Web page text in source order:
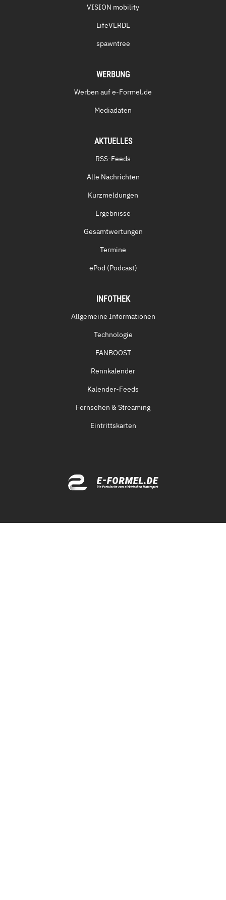
VISION mobility
LifeVERDE
spawntree
WERBUNG
Werben auf e-Formel.de
Mediadaten
AKTUELLES
RSS-Feeds
Alle Nachrichten
Kurzmeldungen
Ergebnisse
Gesamtwertungen
Termine
ePod (Podcast)
INFOTHEK
Allgemeine Informationen
Technologie
FANBOOST
Rennkalender
Kalender-Feeds
Fernsehen & Streaming
Eintrittskarten